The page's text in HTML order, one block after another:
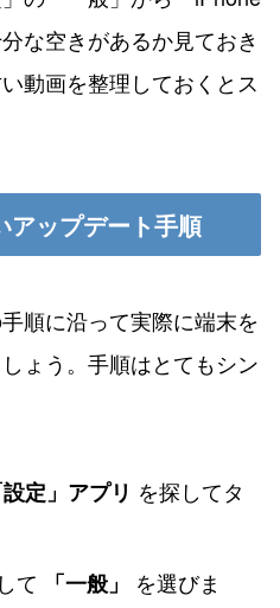
な空きがあるか見ておき
動画を整理しておくとス
アップデート手順
順に沿って実際に端末を
ょう。手順はとてもシン
設定」アプリ を探してタ
て
「一般」
を選びま